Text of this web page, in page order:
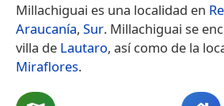
Millachiguai es una localidad en
Araucanía, Sur. Millachiguai se
villa de Lautaro, así como de la
Miraflores.